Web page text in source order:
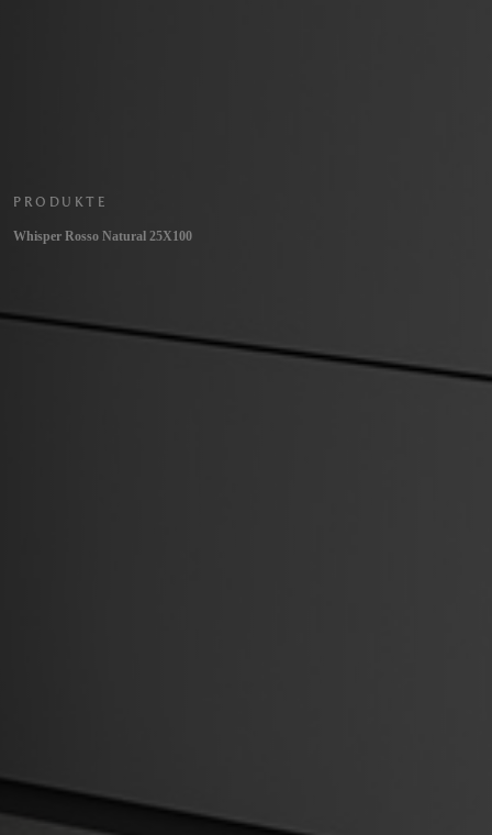
PRODUKTE
Whisper Rosso Natural 25X100